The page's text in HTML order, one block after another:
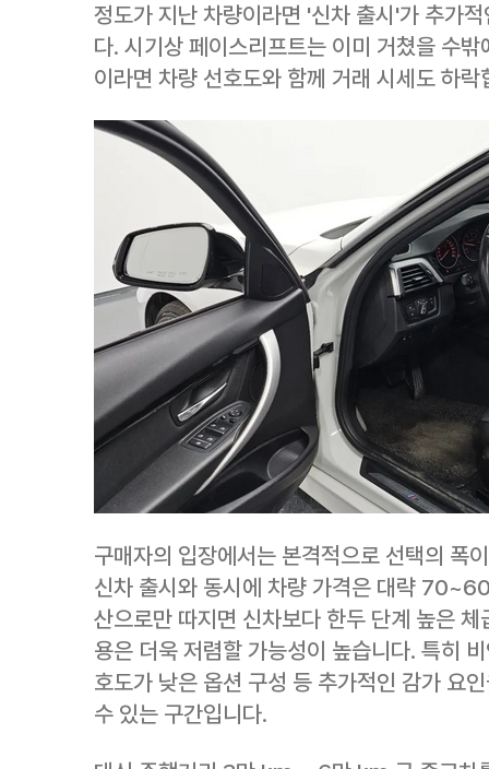
정도가 지난 차량이라면 '신차 출시'가 추가
다. 시기상 페이스리프트는 이미 거쳤을 수
이라면 차량 선호도와 함께 거래 시세도 하락
구매자의 입장에서는 본격적으로 선택의 폭
신차 출시와 동시에 차량 가격은 대략
산으로만 따지면 신차보다 한두 단계 높은
용은 더욱 저렴할 가능성이 높습니다. 특히
호도가 낮은 옵션 구성 등 추가적인 감가 요
수 있는 구간입니다.